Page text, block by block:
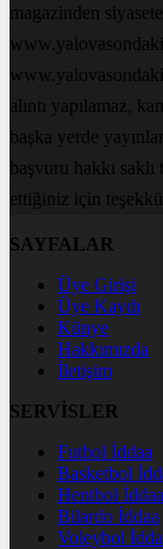
magazinden
alıntı yapılamaz,
başka yerde
başvuru hakkı
ettiğiniz için
SAYFALAR
Üye Girişi
Üye Kaydı
Künye
Hakkımızda
İletişim
SERVİSLER
Futbol İddaa
Basketbol
Hentbol İddaa
Bilardo İddaa
Voleybol